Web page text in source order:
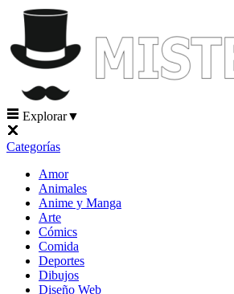
Explorar▼
Categorías
Amor
Animales
Anime y Manga
Arte
Cómics
Comida
Deportes
Dibujos
Diseño Web